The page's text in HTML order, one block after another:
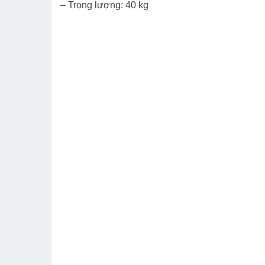
– Trọng lượng: 40 kg